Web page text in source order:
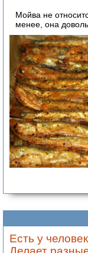
Мойва не
менее, она
Есть у